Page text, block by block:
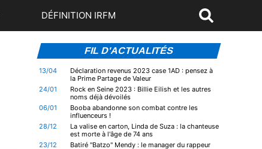
DÉFINITION IRFM
FIL D'ACTUALITÉS
13/04
Déclaration revenus 2023 case 1AD : pensez à
la Prime Partage de Valeur
24/01
Rock en Seine 2023 : Billie Eilish et les autres
noms déjà dévoilés
06/01
Booba abandonne son combat contre les
influenceurs !
28/12
La valise en carton, Linda de Suza : la chanteuse
est morte à l'âge de 74 ans
23/12
Batiré "Batzo" Mendy : le manager du rappeur